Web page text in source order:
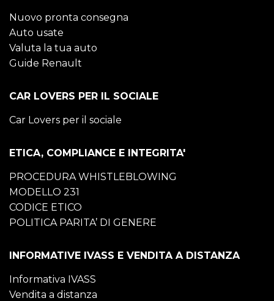
Nuovo pronta consegna
Auto usate
Valuta la tua auto
Guide Renault
CAR LOVERS PER IL SOCIALE
Car Lovers per il sociale
ETICA, COMPLIANCE E INTEGRITA'
PROCEDURA WHISTLEBLOWING
MODELLO 231
CODICE ETICO
POLITICA PARITA’ DI GENERE
INFORMATIVE IVASS E VENDITA A DISTANZA
Informativa IVASS
Vendita a distanza